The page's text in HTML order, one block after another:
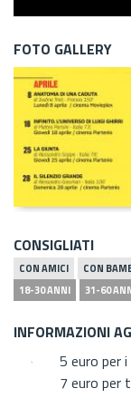
FOTO GALLERY
CONSIGLIATI
CON AMICI CON
18-30 ANNI
31-60
INFORMAZIONI
5 euro per
7 euro per